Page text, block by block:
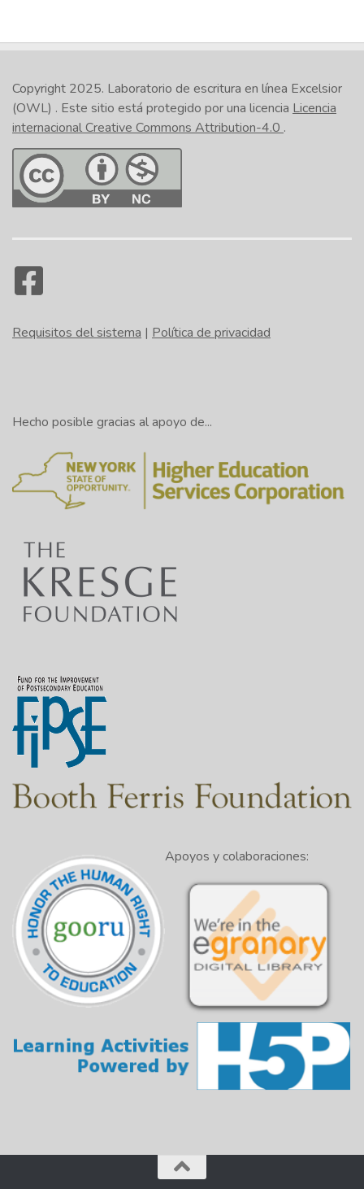
Copyright 2025. Laboratorio de escritura en línea Excelsior
(OWL) . Este sitio está protegido por una licencia Licencia
internacional Creative Commons Attribution-4.0 .
Requisitos del sistema | Política de privacidad
Hecho posible gracias al apoyo de...
Apoyos y colaboraciones: